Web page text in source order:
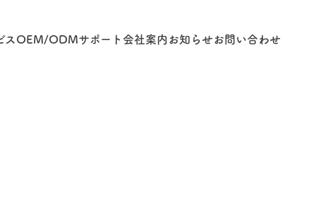
ス OEM/ODMサポート 会社案内 お知らせお問い合わせ